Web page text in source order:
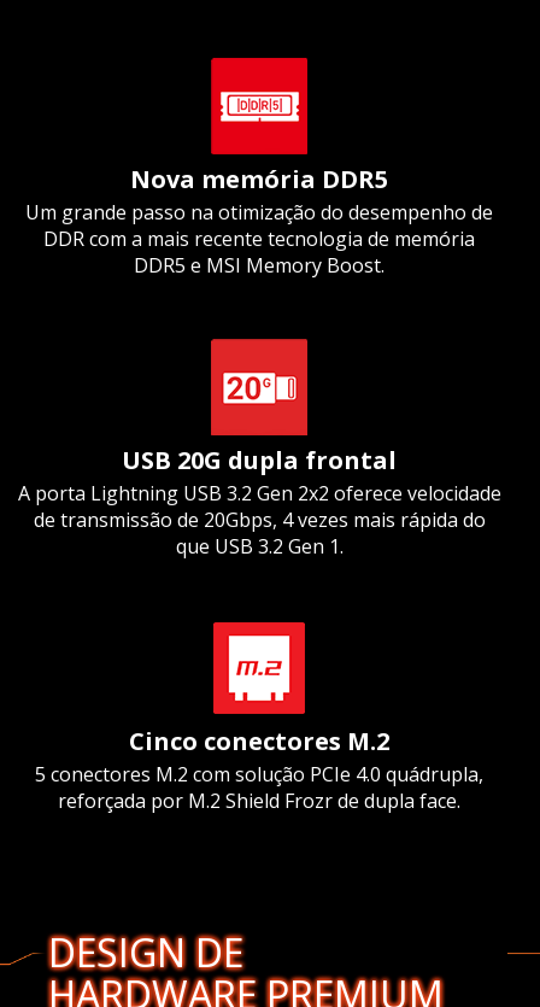
Nova memória DDR5
Um grande passo na otimização do desempenho de
DDR com a mais recente tecnologia de memória
DDR5 e MSI Memory Boost.
USB 20G dupla frontal
A porta Lightning USB 3.2 Gen 2x2 oferece velocidade
de transmissão de 20Gbps, 4 vezes mais rápida do
que USB 3.2 Gen 1.
Cinco conectores M.2
5 conectores M.2 com solução PCIe 4.0 quádrupla,
reforçada por M.2 Shield Frozr de dupla face.
DESIGN DE
HARDWARE PREMIUM